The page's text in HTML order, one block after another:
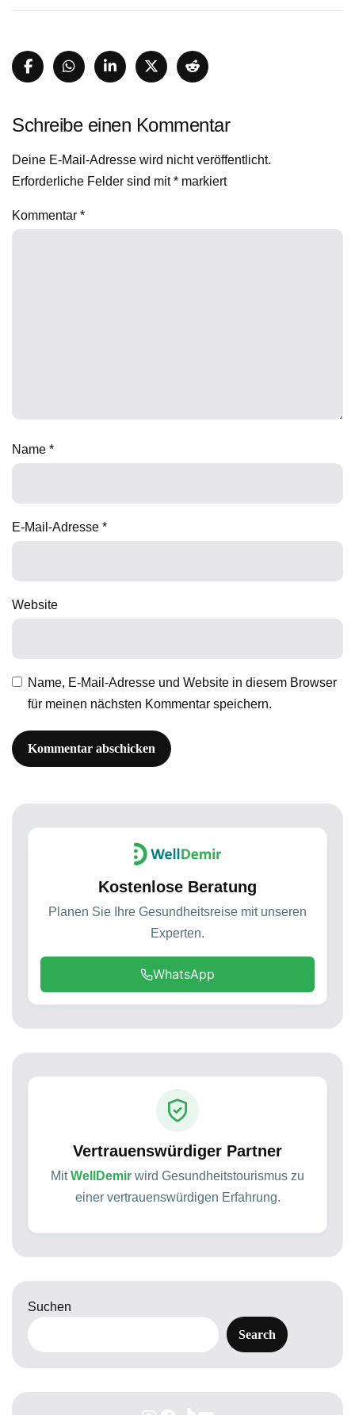
Schreibe einen Kommentar
Deine E-Mail-Adresse wird nicht veröffentlicht.
Erforderliche Felder sind mit* markiert
Kommentar *
Name *
E-Mail-Adresse *
Website
Name, E-Mail-Adresse und Website in diesem Browser
für meinen nächsten Kommentar speichern.
Kostenlose Beratung
Planen Sie Ihre Gesundheitsreise mit unseren
Experten.
WhatsApp
Vertrauenswürdiger Partner
MitWellDemir wird Gesundheitstourismus zu
einer vertrauenswürdigen Erfahrung.
Suchen
Search